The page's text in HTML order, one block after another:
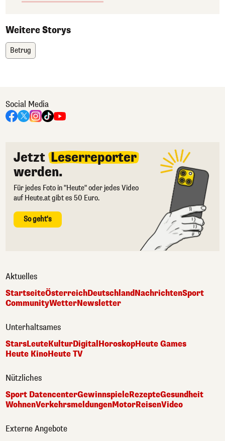
Weitere Storys
Betrug
Social Media
Jetzt Leserreporter
werden.
Für jedes Foto in "Heute" oder jedes Video
auf Heute.at gibt es 50 Euro.
So geht's
Aktuelles
StartseiteÖsterreichDeutschlandNachrichtenSport
CommunityWetterNewsletter
Unterhaltsames
StarsLeuteKulturDigitalHoroskopHeute Games
Heute KinoHeute TV
Nützliches
Sport DatencenterGewinnspieleRezepteGesundheit
WohnenVerkehrsmeldungenMotorReisenVideo
Externe Angebote